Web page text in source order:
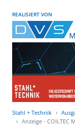
REALISIERT VON
Stahl + Technik
Anzeige - COILTEC